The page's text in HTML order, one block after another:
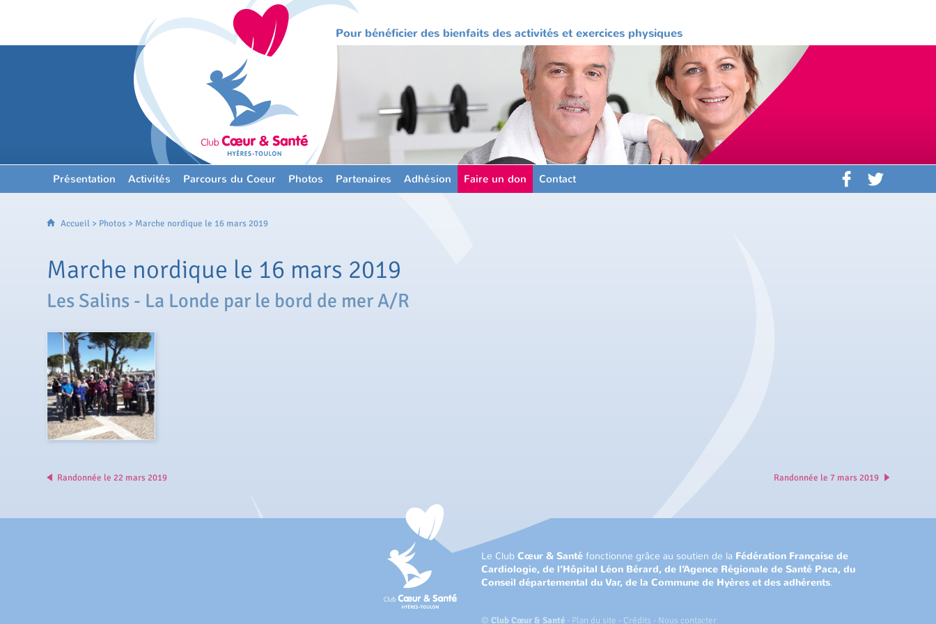
Pour bénéficier des bienfaits des activités et exercices physiques
Présentation Activités Parcours du Coeur Photos Partenaires Adhésion Faire un don Contact
Accueil > Photos > Marche nordique le 16 mars 2019
Marche nordique le 16 mars 2019
Les Salins - La Londe par le bord de mer A/R
Randonnée le 22 mars 2019 Randonnée le 7 mars 2019
Le ClubCœur & Santé fonctionne grâce au soutien de la Fédération Française de
Cardiologie, de l’Hôpital Léon Bérard, de l’Agence Régionale de Santé Paca, du
Conseil départemental du Var, de la Commune de Hyères et des adhérents.
©Club Cœur & Santé - Plan du site - Crédits - Nous contacter